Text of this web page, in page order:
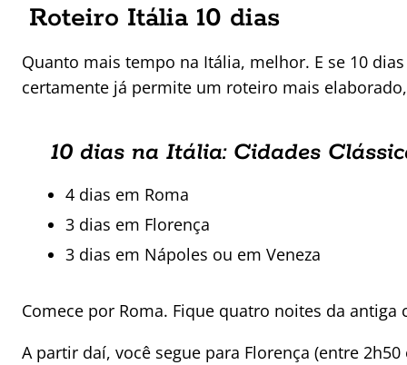
Roteiro Itália 10 dias
Quanto mais tempo na Itália, melhor. E se 10
certamente já permite um roteiro mais
10 dias na Itália: Cidades
4 dias em Roma
3 dias em Florença
3 dias em Nápoles ou em Veneza
Comece por Roma. Fique quatro noites da
A partir daí, você segue para Florença (entre